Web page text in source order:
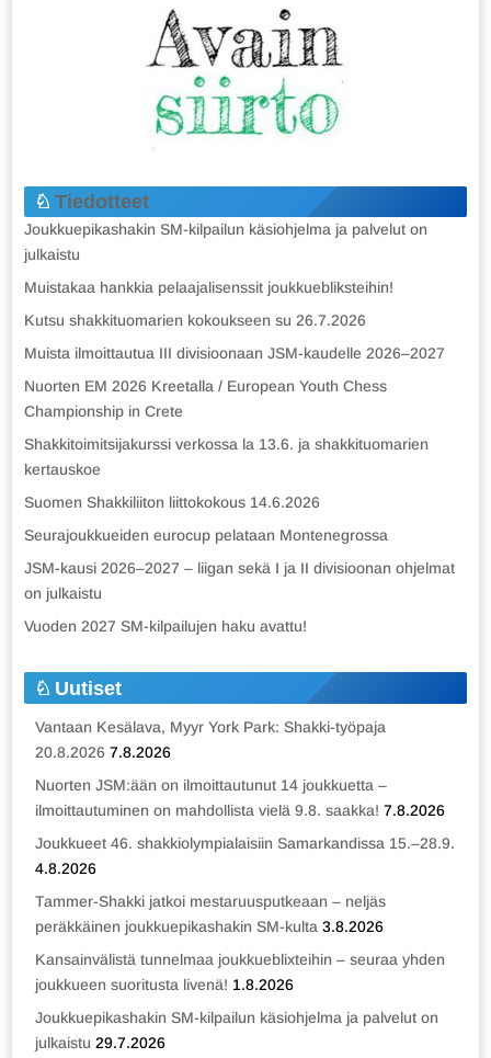
Tiedotteet
Joukkuepikashakin SM-kilpailun käsiohjelma ja palvelut on
julkaistu
Muistakaa hankkia pelaajalisenssit joukkuebliksteihin!
Kutsu shakkituomarien kokoukseen su 26.7.2026
Muista ilmoittautua III divisioonaan JSM-kaudelle 2026–2027
Nuorten EM 2026 Kreetalla / European Youth Chess
Championship in Crete
Shakkitoimitsijakurssi verkossa la 13.6. ja shakkituomarien
kertauskoe
Suomen Shakkiliiton liittokokous 14.6.2026
Seurajoukkueiden eurocup pelataan Montenegrossa
JSM-kausi 2026–2027 – liigan sekä I ja II divisioonan ohjelmat
on julkaistu
Vuoden 2027 SM-kilpailujen haku avattu!
Uutiset
Vantaan Kesälava, Myyr York Park: Shakki-työpaja
20.8.2026 7.8.2026
Nuorten JSM:ään on ilmoittautunut 14 joukkuetta –
ilmoittautuminen on mahdollista vielä 9.8. saakka! 7.8.2026
Joukkueet 46. shakkiolympialaisiin Samarkandissa 15.–28.9.
4.8.2026
Tammer-Shakki jatkoi mestaruusputkeaan – neljäs
peräkkäinen joukkuepikashakin SM-kulta 3.8.2026
Kansainvälistä tunnelmaa joukkueblixteihin – seuraa yhden
joukkueen suoritusta livenä! 1.8.2026
Joukkuepikashakin SM-kilpailun käsiohjelma ja palvelut on
julkaistu 29.7.2026